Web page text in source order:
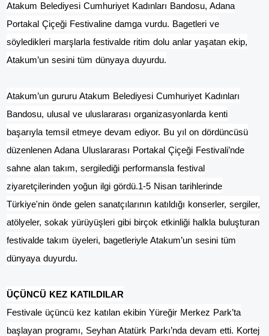
Atakum Belediyesi Cumhuriyet Kadınları Bandosu, Adana
Portakal Çiçeği Festivaline damga vurdu. Bagetleri ve
söyledikleri marşlarla festivalde ritim dolu anlar yaşatan ekip,
Atakum’un sesini tüm dünyaya duyurdu.
Atakum’un gururu Atakum Belediyesi Cumhuriyet Kadınları
Bandosu, ulusal ve uluslararası organizasyonlarda kenti
başarıyla temsil etmeye devam ediyor. Bu yıl on dördüncüsü
düzenlenen Adana Uluslararası Portakal Çiçeği Festivali’nde
sahne alan takım, sergilediği performansla festival
ziyaretçilerinden yoğun ilgi gördü.1-5 Nisan tarihlerinde
Türkiye'nin önde gelen sanatçılarının katıldığı konserler, sergiler,
atölyeler, sokak yürüyüşleri gibi birçok etkinliği halkla buluşturan
festivalde takım üyeleri, bagetleriyle Atakum’un sesini tüm
dünyaya duyurdu.
ÜÇÜNCÜ KEZ KATILDILAR
Festivale üçüncü kez katılan ekibin Yüreğir Merkez Park’ta
başlayan programı, Seyhan Atatürk Parkı’nda devam etti. Kortej